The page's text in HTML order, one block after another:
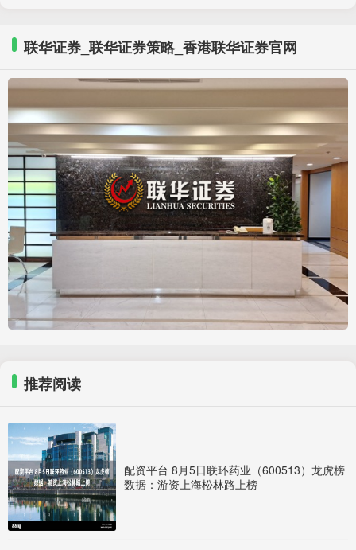
联华证券_联华证券策略_香港联华证券官网
推荐阅读
配资平台 8月5日联环药业（600513）龙虎榜
数据：游资上海松林路上榜